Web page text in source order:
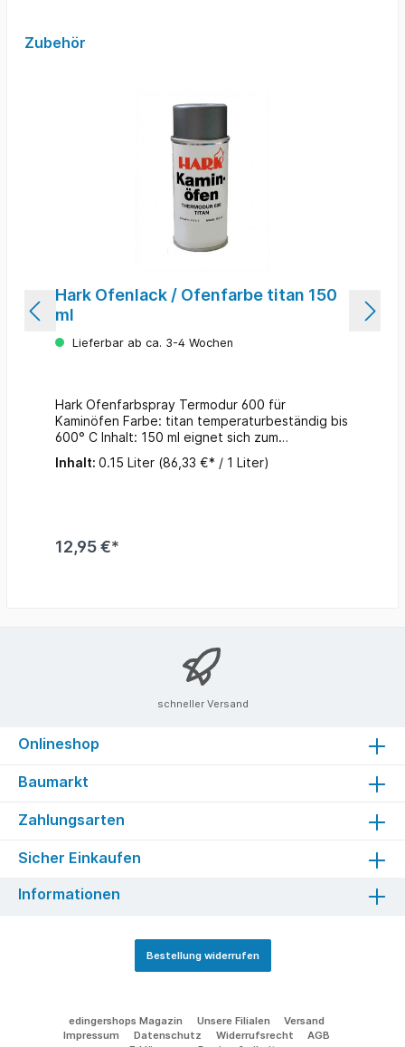
Zubehör
Hark Ofenlack / Ofenfarbe titan 150
ml
Lieferbar ab ca. 3-4 Wochen
Hark Ofenfarbspray Termodur 600 für
Kaminöfen Farbe: titan temperaturbeständig bis
600° C Inhalt: 150 ml eignet sich zum
leicht zu verarbeiten Kaminofenkorpus mit
der Lack ungleichmäßig und/oder zu dick
zu Qualm- und Geruchsbelästigung kommen.
Wird der Einbrennvorgang bei zu niedriger
Temperatur oder zu zeitlich kurz durchgeführt,
ist die Haltbarkeit ebenfalls nicht gegeben.
Inhalt: 0.15 Liter (86,33 €* / 1 Liter)
12,95 €*
schneller Versand
Onlineshop
Baumarkt
Zahlungsarten
Sicher Einkaufen
Informationen
Bestellung widerrufen
edingershops Magazin Unsere Filialen
Versand
Impressum
Datenschutz Widerrufsrecht
AGB